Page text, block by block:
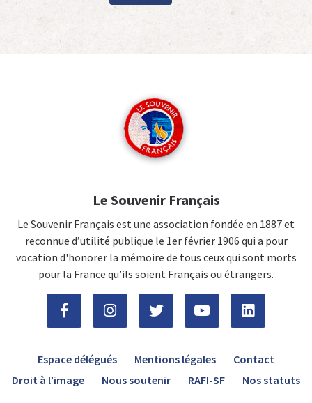
Le Souvenir Français
Le Souvenir Français est une association fondée en 1887 et
reconnue d’utilité publique le 1er février 1906 qui a pour
vocation d'honorer la mémoire de tous ceux qui sont morts
pour la France qu’ils soient Français ou étrangers.
Espace délégués Mentions légales
Contact
Droit à l’image
Nous soutenir RAFI-SF Nos statuts